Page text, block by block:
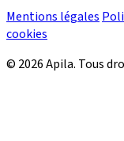
Mentions légales
cookies
© 2026 Apila. Tous